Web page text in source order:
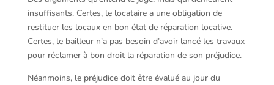
insuffisants. Certes, le locataire a une obligation de
restituer les locaux en bon état de réparation locative.
Certes, le bailleur n’a pas besoin d’avoir lancé les travaux
pour réclamer à bon droit la réparation de son préjudice.
Néanmoins, le préjudice doit être évalué au jour du